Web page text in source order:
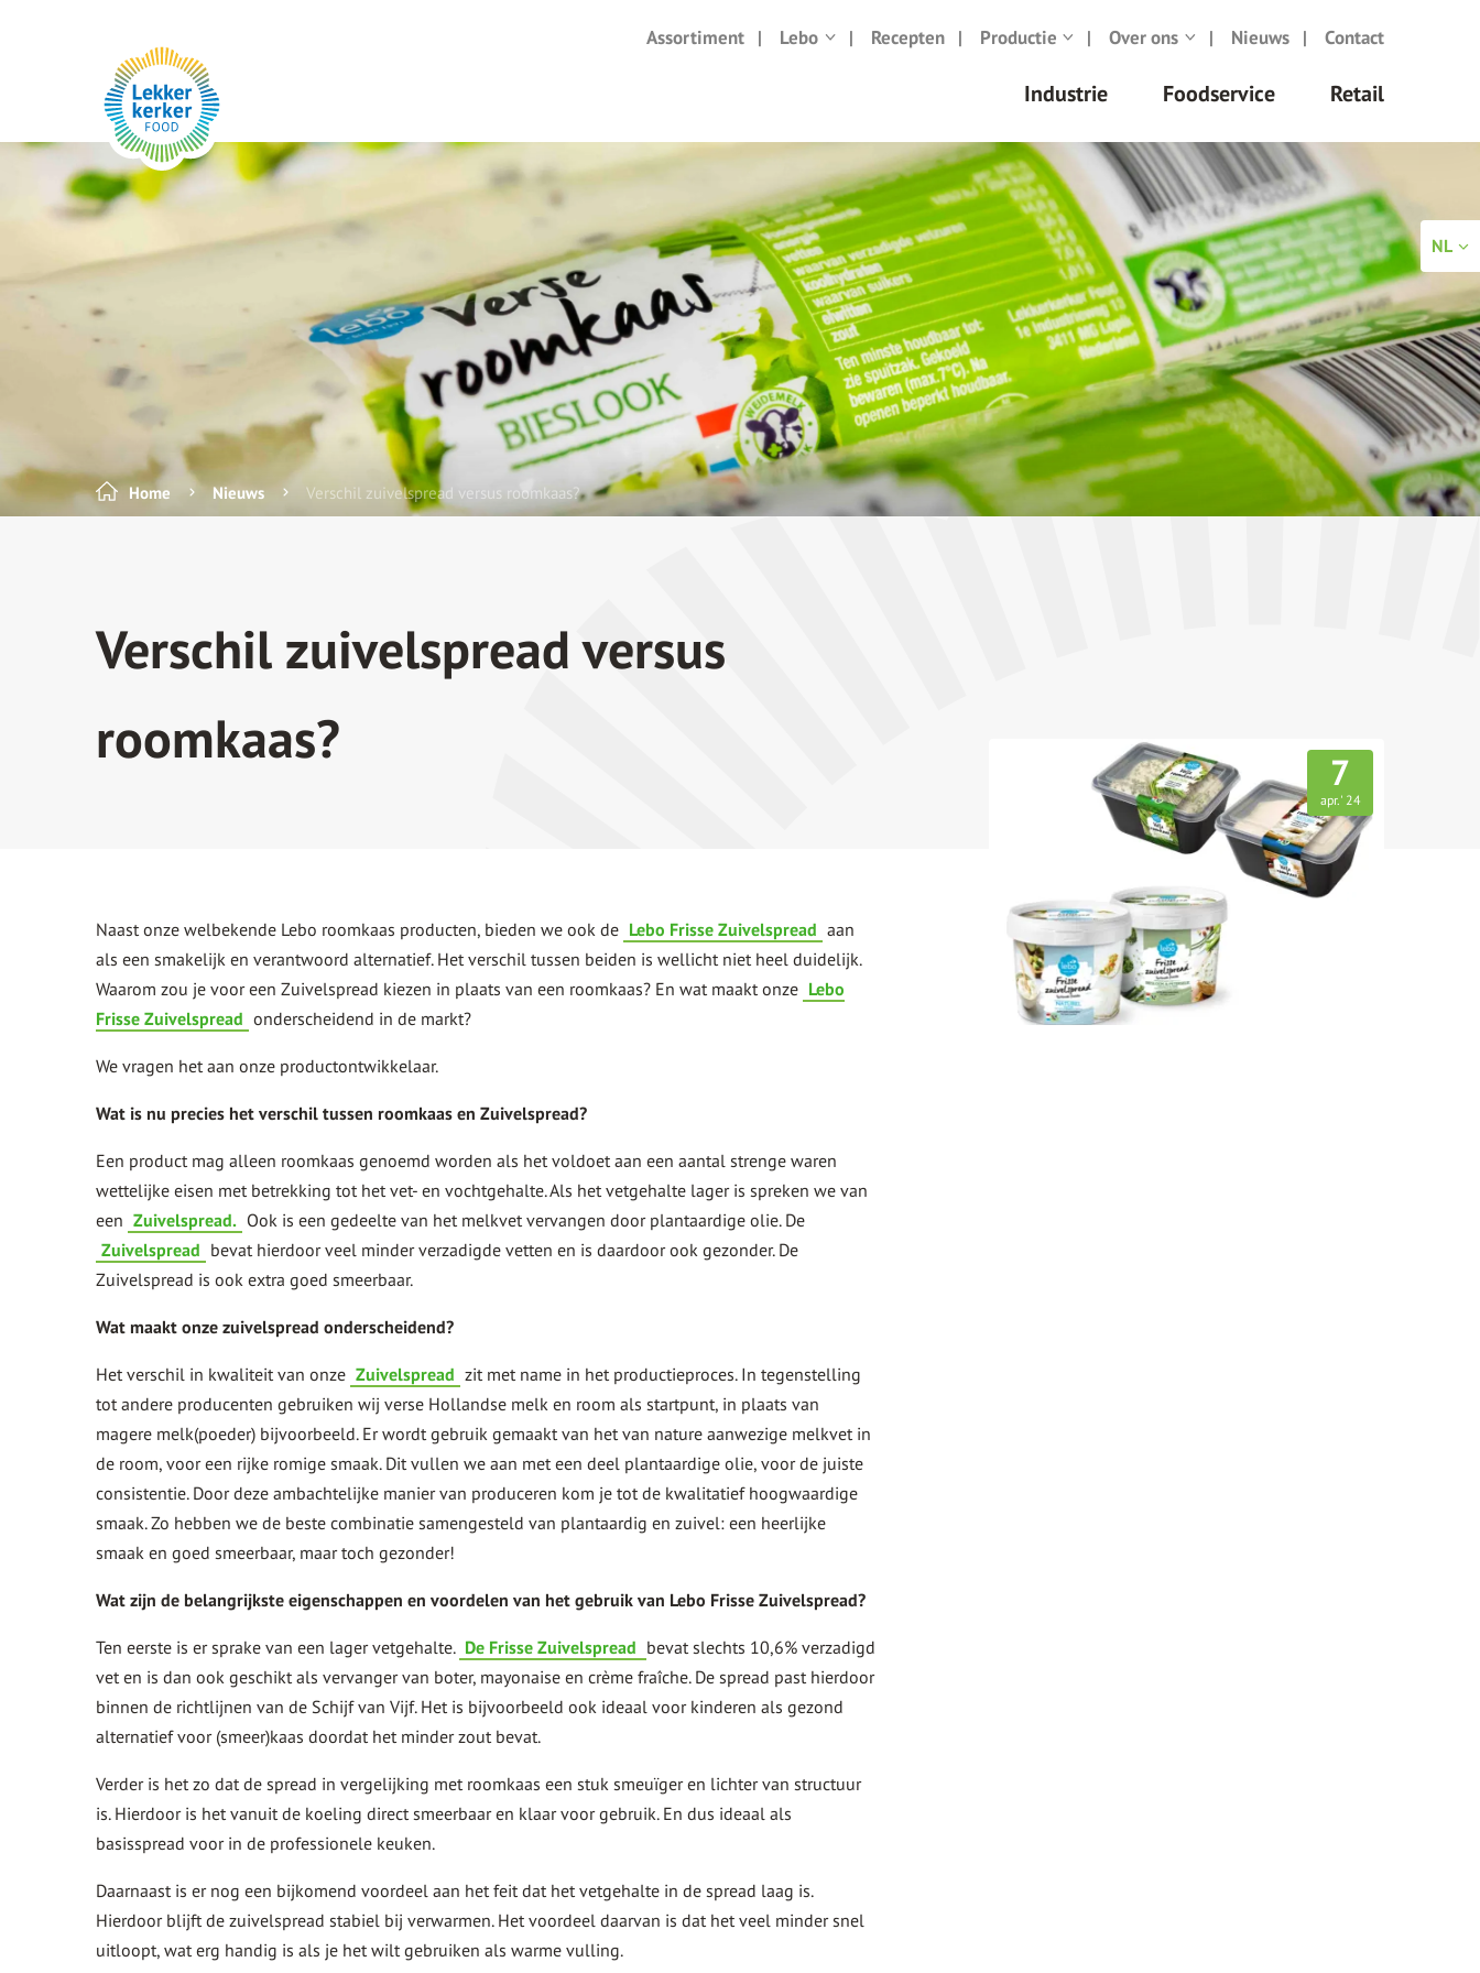
Assortiment Lebo Recepten Productie Over ons Nieuws Contact
Industrie Foodservice Retail
NL
EN
Home Nieuws Verschil zuivelspread versus roomkaas?
Verschil zuivelspread versus
roomkaas?
Naast onze welbekende Lebo roomkaas producten, bieden we ook de Lebo Frisse Zuivelspread aan
als een smakelijk en verantwoord alternatief. Het verschil tussen beiden is wellicht niet heel duidelijk.
Waarom zou je voor een Zuivelspread kiezen in plaats van een roomkaas? En wat maakt onze Lebo
Frisse Zuivelspread onderscheidend in de markt?
We vragen het aan onze productontwikkelaar.
Wat is nu precies het verschil tussen roomkaas en Zuivelspread?
Een product mag alleen roomkaas genoemd worden als het voldoet aan een aantal strenge waren
wettelijke eisen met betrekking tot het vet- en vochtgehalte. Als het vetgehalte lager is spreken we van
een Zuivelspread. Ook is een gedeelte van het melkvet vervangen door plantaardige olie. De
Zuivelspread bevat hierdoor veel minder verzadigde vetten en is daardoor ook gezonder. De
Zuivelspread is ook extra goed smeerbaar.
Wat maakt onze zuivelspread onderscheidend?
Het verschil in kwaliteit van onze Zuivelspread zit met name in het productieproces. In tegenstelling
tot andere producenten gebruiken wij verse Hollandse melk en room als startpunt, in plaats van
magere melk(poeder) bijvoorbeeld. Er wordt gebruik gemaakt van het van nature aanwezige melkvet in
de room, voor een rijke romige smaak. Dit vullen we aan met een deel plantaardige olie, voor de juiste
consistentie. Door deze ambachtelijke manier van produceren kom je tot de kwalitatief hoogwaardige
smaak. Zo hebben we de beste combinatie samengesteld van plantaardig en zuivel: een heerlijke
smaak en goed smeerbaar, maar toch gezonder!
Wat zijn de belangrijkste eigenschappen en voordelen van het gebruik van Lebo Frisse Zuivelspread?
Ten eerste is er sprake van een lager vetgehalte. De Frisse Zuivelspread bevat slechts 10,6% verzadigd
vet en is dan ook geschikt als vervanger van boter, mayonaise en crème fraîche. De spread past hierdoor
binnen de richtlijnen van de Schijf van Vijf. Het is bijvoorbeeld ook ideaal voor kinderen als gezond
alternatief voor (smeer)kaas doordat het minder zout bevat.
Verder is het zo dat de spread in vergelijking met roomkaas een stuk smeuïger en lichter van structuur
is. Hierdoor is het vanuit de koeling direct smeerbaar en klaar voor gebruik. En dus ideaal als
basisspread voor in de professionele keuken.
Daarnaast is er nog een bijkomend voordeel aan het feit dat het vetgehalte in de spread laag is.
Hierdoor blijft de zuivelspread stabiel bij verwarmen. Het voordeel daarvan is dat het veel minder snel
uitloopt, wat erg handig is als je het wilt gebruiken als warme vulling.
7
apr.24